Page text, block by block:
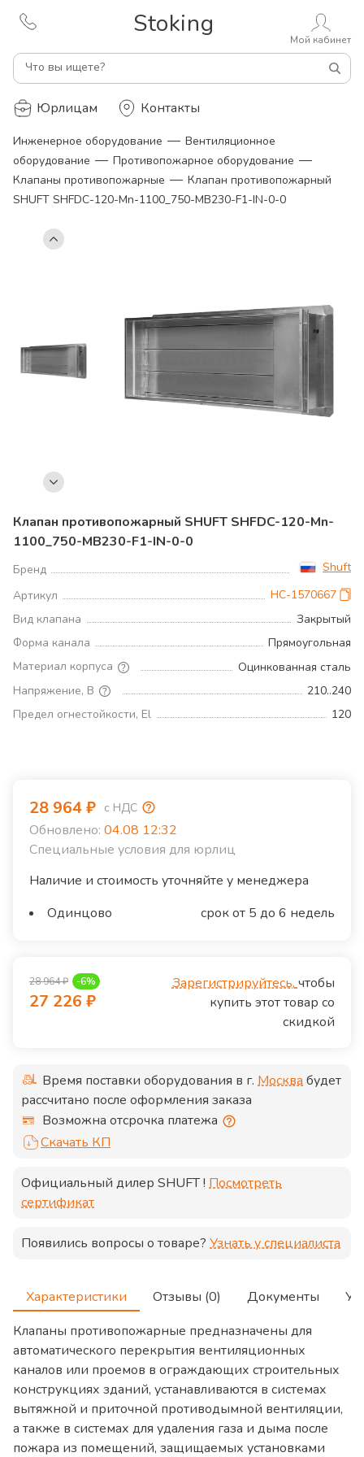
Stoking
Что вы ищете?
Мой кабинет
Юрлицам Контакты
Инженерное оборудование — Вентиляционное
оборудование — Противопожарное оборудование —
Клапаны противопожарные — Клапан противопожарный
SHUFT SHFDC-120-Mn-1100_750-MB230-F1-IN-0-0
Клапан противопожарный SHUFT SHFDC-120-Mn-
1100_750-MB230-F1-IN-0-0
Бренд
Shuft
Артикул
НС-1570667
Вид клапана
Закрытый
Форма канала
Прямоугольная
Материал корпуса
Оцинкованная сталь
Напряжение, В
210..240
Предел огнестойкости, El
120
28 964₽ с НДС
Обновлено: 04.08 12:32
Специальные условия для юрлиц
Наличие и стоимость уточняйте у менеджера
Одинцово
срок от 5 до 6 недель
28 964₽ -6%
27 226 ₽
Зарегистрируйтесь,чтобы
купить этот товар со
скидкой
Время поставки оборудования в г. Москвабудет
рассчитано после оформления заказа
Возможна отсрочка платежа
Скачать КП
Официальный дилер SHUFT! Посмотреть
сертификат
Появились вопросы о товаре? Узнать у специалиста
Характеристики Отзывы (0) Документы
Клапаны противопожарные предназначены для
автоматического перекрытия вентиляционных
каналов или проемов в ограждающих строительных
конструкциях зданий, устанавливаются в системах
вытяжной и приточной противодымной вентиляции,
а также в системах для удаления газа и дыма после
пожара из помещений, защищаемых установками